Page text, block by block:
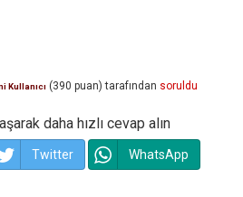
Kullanıcı (390 puan) tarafından soruldu
daha hızlı cevap alın
Twitter WhatsApp